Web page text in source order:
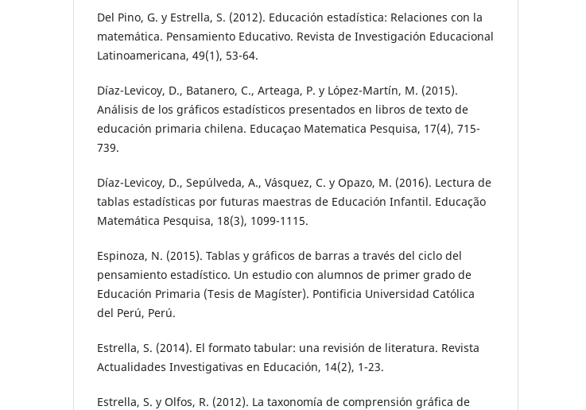
Del Pino, G. y Estrella, S. (2012). Educación estadística: Relaciones con la
matemática. Pensamiento Educativo. Revista de Investigación Educacional
Latinoamericana, 49(1), 53-64.
Díaz-Levicoy, D., Batanero, C., Arteaga, P. y López-Martín, M. (2015).
Análisis de los gráficos estadísticos presentados en libros de texto de
educación primaria chilena. Educaçao Matematica Pesquisa, 17(4), 715-
739.
Díaz-Levicoy, D., Sepúlveda, A., Vásquez, C. y Opazo, M. (2016). Lectura de
tablas estadísticas por futuras maestras de Educación Infantil. Educação
Matemática Pesquisa, 18(3), 1099-1115.
Espinoza, N. (2015). Tablas y gráficos de barras a través del ciclo del
pensamiento estadístico. Un estudio con alumnos de primer grado de
Educación Primaria (Tesis de Magíster). Pontificia Universidad Católica
del Perú, Perú.
Estrella, S. (2014). El formato tabular: una revisión de literatura. Revista
Actualidades Investigativas en Educación, 14(2), 1-23.
Estrella, S. y Olfos, R. (2012). La taxonomía de comprensión gráfica de